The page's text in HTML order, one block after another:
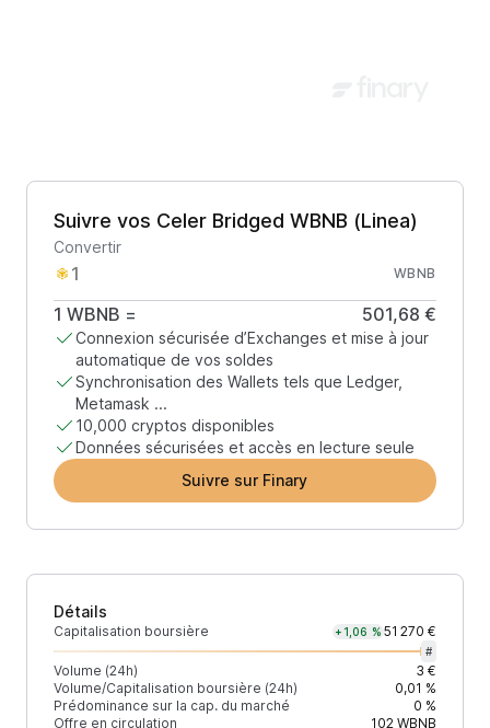
Suivre vos Celer Bridged WBNB (Linea)
Convertir
WBNB
1 WBNB = 501,68 €
Connexion sécurisée d’Exchanges et mise à jour
automatique de vos soldes
Synchronisation des Wallets tels que Ledger,
Metamask ...
10,000 cryptos disponibles
Données sécurisées et accès en lecture seule
Suivre sur Finary
Détails
Capitalisation boursière +1,06 % 51 270 €
#
Volume (24h)
3 €
Volume/Capitalisation boursière (24h)
0,01 %
Prédominance sur la cap. du marché
0 %
Offre en circulation
102WBNB